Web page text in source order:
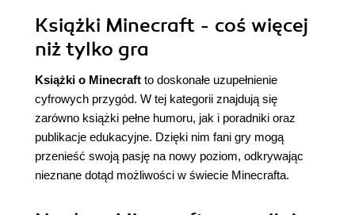
Książki Minecraft - coś więcej
niż tylko gra
Książki o Minecraft to doskonałe uzupełnienie
cyfrowych przygód. W tej kategorii znajdują się
zarówno książki pełne humoru, jak i poradniki oraz
publikacje edukacyjne. Dzięki nim fani gry mogą
przenieść swoją pasję na nowy poziom, odkrywając
nieznane dotąd możliwości w świecie Minecrafta.